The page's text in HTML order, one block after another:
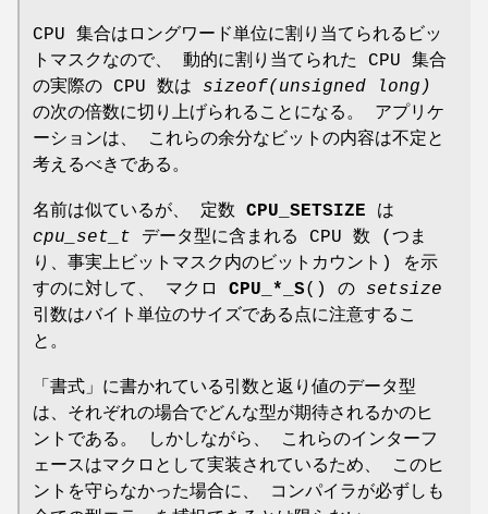
CPU 集合はロングワード単位に割り当てられるビッ
トマスクなので、 動的に割り当てられた CPU 集合
の実際の CPU 数は sizeof(unsigned long)
の次の倍数に切り上げられることになる。 アプリケ
ーションは、 これらの余分なビットの内容は不定と
考えるべきである。
名前は似ているが、 定数 CPU_SETSIZE は
cpu_set_t データ型に含まれる CPU 数 (つま
り、事実上ビットマスク内のビットカウント) を示
すのに対して、 マクロ CPU_*_S() の setsize
引数はバイト単位のサイズである点に注意するこ
と。
「書式」に書かれている引数と返り値のデータ型
は、それぞれの場合でどんな型が期待されるかのヒ
ントである。 しかしながら、 これらのインターフ
ェースはマクロとして実装されているため、 このヒ
ントを守らなかった場合に、 コンパイラが必ずしも